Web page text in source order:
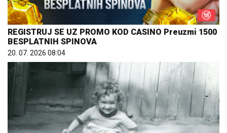
REGISTRUJ SE UZ PROMO KOD CASINO Preuzmi 1500
BESPLATNIH SPINOVA
20. 07. 2026 08:04